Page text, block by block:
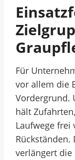
Für
vor allem die
Vordergrund.
hält
Laufwege frei
verlängert die